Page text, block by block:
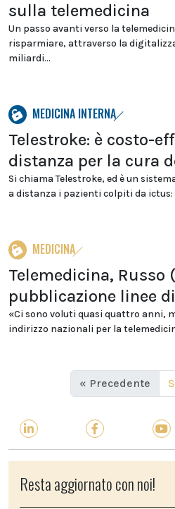
sulla telemedicina
Un passo avanti verso la
risparmiare, attraverso la
miliardi...
MEDICINA INTERNA
Telestroke: è costo-
distanza per la cura
Si chiama Telestroke, ed è un
a distanza i pazienti colpiti da ictus:
MEDICINA
Telemedicina,
pubblicazione linee
«Ci sono voluti quasi quattro anni,
indirizzo nazionali per la
« Precedente
Resta aggiornato con noi!